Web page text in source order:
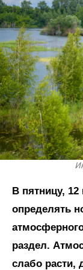
В пятницу,
определять
раздел.
слабо расти,